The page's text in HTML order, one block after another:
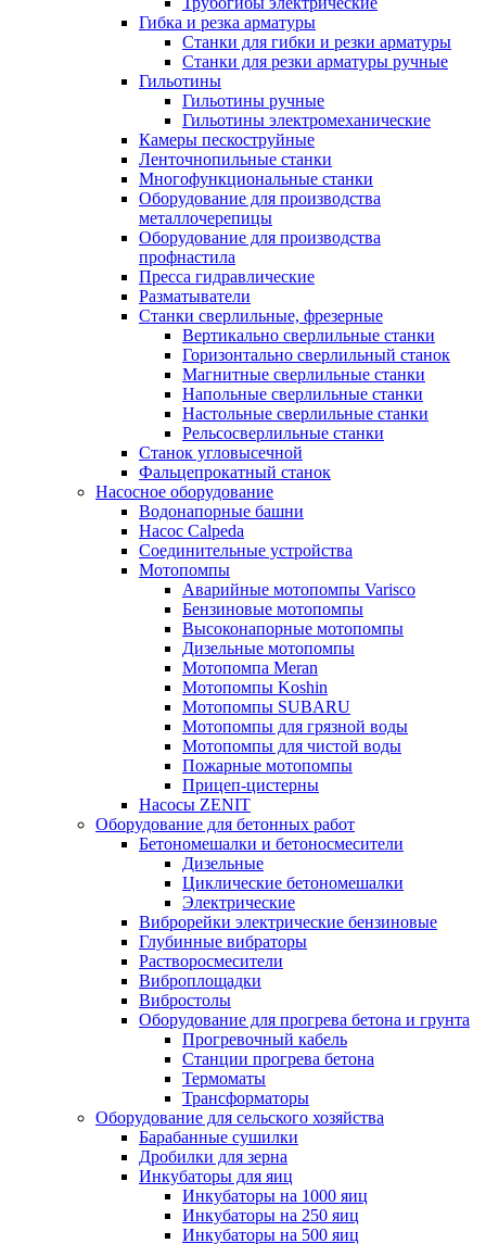
Гибка и резка арматуры
Станки для гибки и резки арматуры
Станки для резки арматуры ручные
Гильотины
Гильотины ручные
Гильотины электромеханические
Камеры пескоструйные
Ленточнопильные станки
Многофункциональные станки
Оборудование для производства
металлочерепицы
Оборудование для производства
профнастила
Пресса гидравлические
Разматыватели
Станки сверлильные, фрезерные
Вертикально сверлильные станки
Горизонтально сверлильный станок
Магнитные сверлильные станки
Напольные сверлильные станки
Настольные сверлильные станки
Рельсосверлильные станки
Станок угловысечной
Фальцепрокатный станок
Насосное оборудование
Водонапорные башни
Насос Calpeda
Соединительные устройства
Мотопомпы
Аварийные мотопомпы Varisco
Бензиновые мотопомпы
Высоконапорные мотопомпы
Дизельные мотопомпы
Мотопомпа Meran
Мотопомпы Koshin
Мотопомпы SUBARU
Мотопомпы для грязной воды
Мотопомпы для чистой воды
Пожарные мотопомпы
Прицеп-цистерны
Насосы ZENIT
Оборудование для бетонных работ
Бетономешалки и бетоносмесители
Дизельные
Циклические бетономешалки
Электрические
Виброрейки электрические бензиновые
Глубинные вибраторы
Растворосмесители
Виброплощадки
Вибростолы
Оборудование для прогрева бетона и грунта
Прогревочный кабель
Станции прогрева бетона
Термоматы
Трансформаторы
Оборудование для сельского хозяйства
Барабанные сушилки
Дробилки для зерна
Инкубаторы для яиц
Инкубаторы на 1000 яиц
Инкубаторы на 250 яиц
Инкубаторы на 500 яиц